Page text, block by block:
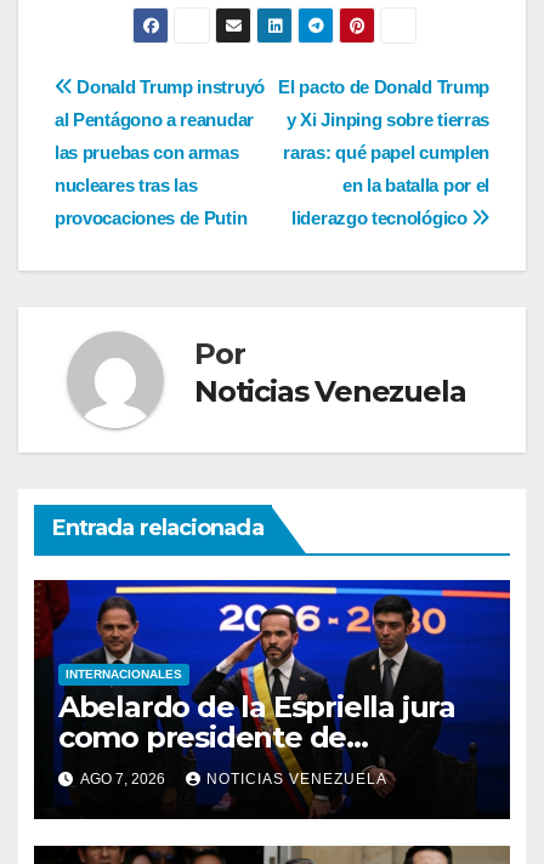
Navegación
de
entradas
El pacto de Donald Trump
y Xi Jinping sobre tierras
raras: qué papel cumplen
en la batalla por el
liderazgo tecnológico
Donald Trump instruyó
al Pentágono a reanudar
las pruebas con armas
nucleares tras las
provocaciones de Putin
Por
Noticias Venezuela
Entrada relacionada
INTERNACIONALES
Abelardo de la Espriella jura
como presidente de
Colombia para el periodo
2026-2030
AGO 7, 2026 NOTICIAS VENEZUELA